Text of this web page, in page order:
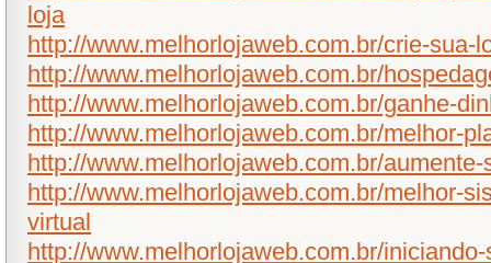
loja
http://www.melhorlojaweb.com.br/crie-sua-
http://www.melhorlojaweb.com.br/
http://www.melhorlojaweb.com.br/ganhe-
http://www.melhorlojaweb.com.br/melhor-
http://www.melhorlojaweb.com.br/
http://www.melhorlojaweb.com.br/melhor-
virtual
http://www.melhorlojaweb.com.br/